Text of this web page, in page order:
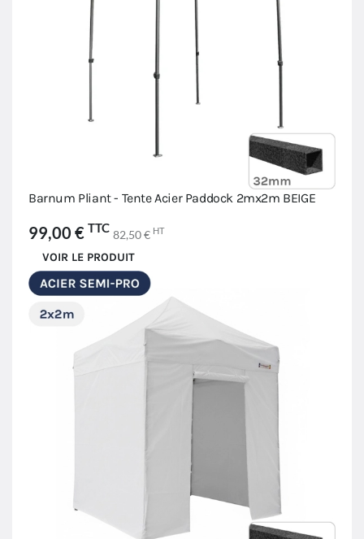
Barnum Pliant - Tente Acier Paddock 2mx2m BEIGE
99,00 € TTC 82,50 € HT
VOIR LE PRODUIT